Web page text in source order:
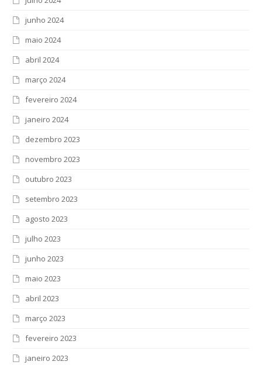
junho 2024
maio 2024
abril 2024
março 2024
fevereiro 2024
janeiro 2024
dezembro 2023
novembro 2023
outubro 2023
setembro 2023
agosto 2023
julho 2023
junho 2023
maio 2023
abril 2023
março 2023
fevereiro 2023
janeiro 2023